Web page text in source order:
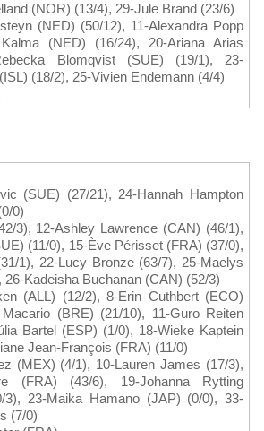
(NOR) (13/4), 29-Jule Brand (23/6)
(NED) (50/12), 11-Alexandra Popp
(NED) (16/24), 20-Ariana Arias
Blomqvist (SUE) (19/1), 23-
(18/2), 25-Vivien Endemann (4/4)
(SUE) (27/21), 24-Hannah Hampton
0)
3), 12-Ashley Lawrence (CAN) (46/1),
(11/0), 15-Ève Périsset (FRA) (37/0),
1), 22-Lucy Bronze (63/7), 25-Maelys
Kadeisha Buchanan (CAN) (52/3)
(ALL) (12/2), 8-Erin Cuthbert (ECO)
(BRE) (21/10), 11-Guro Reiten
Bartel (ESP) (1/0), 18-Wieke Kaptein
Jean-François (FRA) (11/0)
(MEX) (4/1), 10-Lauren James (17/3),
(FRA) (43/6), 19-Johanna Rytting
3), 23-Maika Hamano (JAP) (0/0), 33-
(7/0)